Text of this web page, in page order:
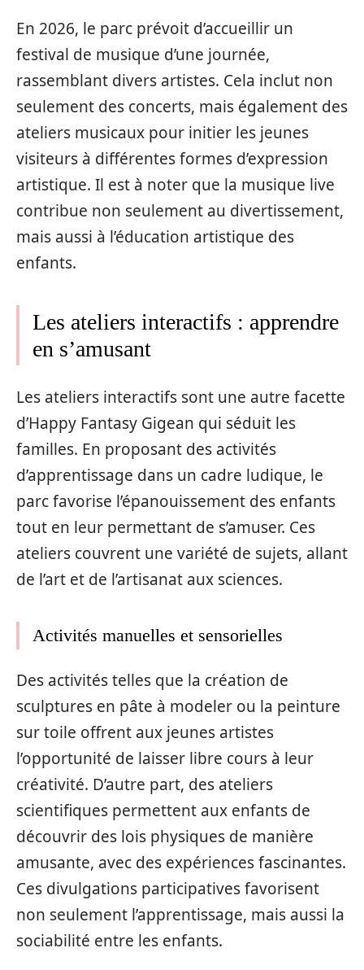
En 2026, le parc prévoit d’accueillir un
festival de musique d’une journée,
rassemblant divers artistes. Cela inclut non
seulement des concerts, mais également des
ateliers musicaux pour initier les jeunes
visiteurs à différentes formes d’expression
artistique. Il est à noter que la musique live
contribue non seulement au divertissement,
mais aussi à l’éducation artistique des
enfants.
Les ateliers interactifs : apprendre
en s’amusant
Les ateliers interactifs sont une autre facette
d’Happy Fantasy Gigean qui séduit les
familles. En proposant des activités
d’apprentissage dans un cadre ludique, le
parc favorise l’épanouissement des enfants
tout en leur permettant de s’amuser. Ces
ateliers couvrent une variété de sujets, allant
de l’art et de l’artisanat aux sciences.
Activités manuelles et sensorielles
Des activités telles que la création de
sculptures en pâte à modeler ou la peinture
sur toile offrent aux jeunes artistes
l’opportunité de laisser libre cours à leur
créativité. D’autre part, des ateliers
scientifiques permettent aux enfants de
découvrir des lois physiques de manière
amusante, avec des expériences fascinantes.
Ces divulgations participatives favorisent
non seulement l’apprentissage, mais aussi la
sociabilité entre les enfants.